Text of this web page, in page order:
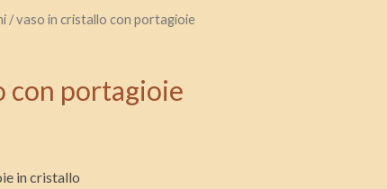
/ vaso in cristallo con portagioie
con portagioie
in cristallo